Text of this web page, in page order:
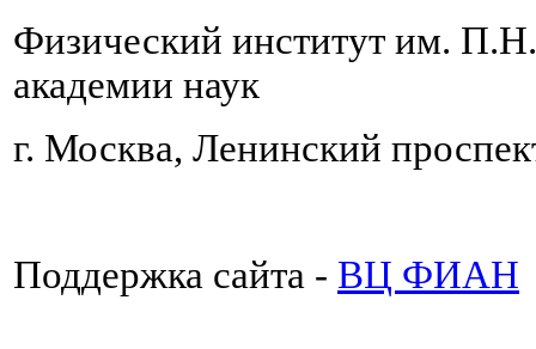
Физический институт им.
академии наук
г. Москва, Ленинский
Поддержка сайта - ВЦ ФИАН